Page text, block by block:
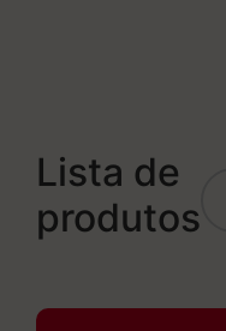
Lista de
produtos